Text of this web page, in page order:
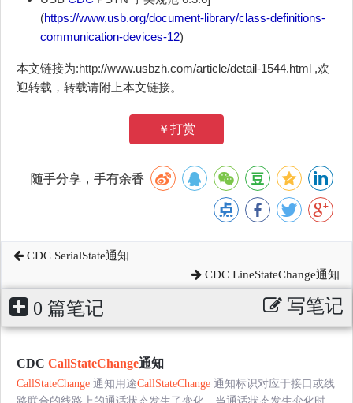
(https://www.usb.org/document-library/class-definitions-
communication-devices-12)
本文链接为:http://www.usbzh.com/article/detail-1544.html ,欢
迎转载，转载请附上本文链接。
￥打赏
随手分享，手有余香
CDC SerialState通知
CDC LineStateChange通知
0 篇笔记 写笔记
CDC CallStateChange通知
CallStateChange 通知用途CallStateChange 通知标识对应于接口或线